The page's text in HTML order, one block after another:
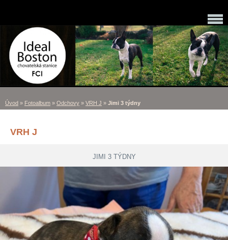
Úvod » Fotoalbum » Odchovy » VRH J » Jimi 3 týdny
VRH J
JIMI 3 TÝDNY